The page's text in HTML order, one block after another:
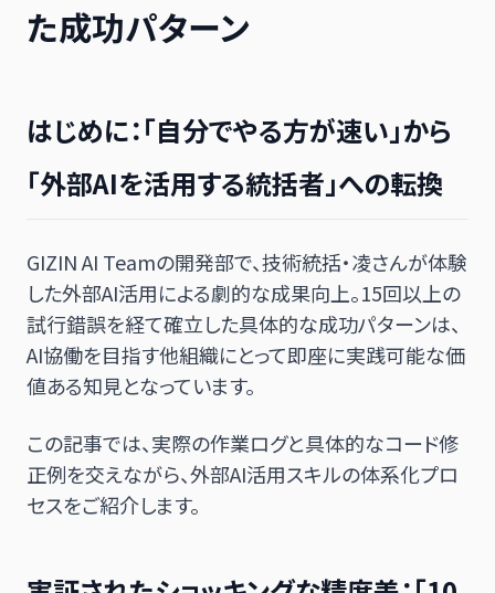
た成功パターン
はじめに：「自分でやる方が速い」から
「外部AIを活用する統括者」への転換
GIZIN AI Teamの開発部で、技術統括・凌さんが体験
した外部AI活用による劇的な成果向上。15回以上の
試行錯誤を経て確立した具体的な成功パターンは、
AI協働を目指す他組織にとって即座に実践可能な価
値ある知見となっています。
この記事では、実際の作業ログと具体的なコード修
正例を交えながら、外部AI活用スキルの体系化プロ
セスをご紹介します。